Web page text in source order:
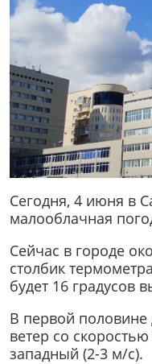
Сегодня, 4 июня в
малооблачная
Сейчас в городе
столбик
будет 16 градусов
В первой половине
ветер со
западный (2-3 м/с).